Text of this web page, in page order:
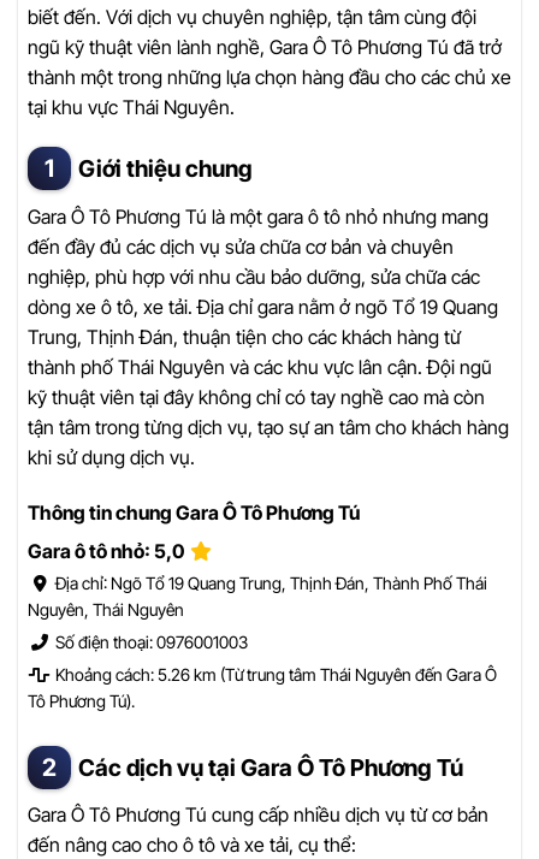
biết đến. Với dịch vụ chuyên nghiệp, tận tâm cùng đội
ngũ kỹ thuật viên lành nghề, Gara Ô Tô Phương Tú đã trở
thành một trong những lựa chọn hàng đầu cho các chủ xe
tại khu vực Thái Nguyên.
Giới thiệu chung
Gara Ô Tô Phương Tú là một gara ô tô nhỏ nhưng mang
đến đầy đủ các dịch vụ sửa chữa cơ bản và chuyên
nghiệp, phù hợp với nhu cầu bảo dưỡng, sửa chữa các
dòng xe ô tô, xe tải. Địa chỉ gara nằm ở ngõ Tổ 19 Quang
Trung, Thịnh Đán, thuận tiện cho các khách hàng từ
thành phố Thái Nguyên và các khu vực lân cận. Đội ngũ
kỹ thuật viên tại đây không chỉ có tay nghề cao mà còn
tận tâm trong từng dịch vụ, tạo sự an tâm cho khách hàng
khi sử dụng dịch vụ.
Thông tin chung Gara Ô Tô Phương Tú
Gara ô tô nhỏ: 5,0
Địa chỉ: Ngõ Tổ 19 Quang Trung, Thịnh Đán, Thành Phố Thái
Nguyên, Thái Nguyên
Số điện thoại: 0976001003
Khoảng cách: 5.26 km (Từ trung tâm Thái Nguyên đến Gara Ô
Tô Phương Tú).
Các dịch vụ tại Gara Ô Tô Phương Tú
Gara Ô Tô Phương Tú cung cấp nhiều dịch vụ từ cơ bản
đến nâng cao cho ô tô và xe tải, cụ thể: